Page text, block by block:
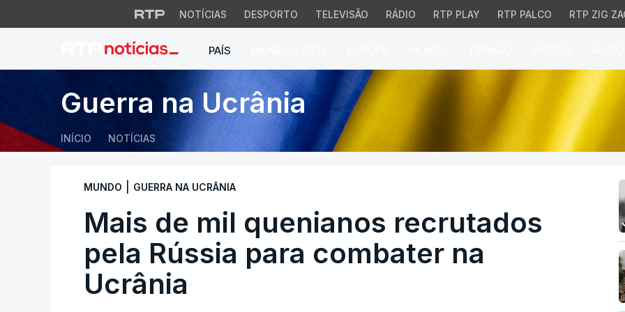
NOTÍCIAS DESPORTO TELEVISÃO RÁDIO RTP PLAY RTP PALCO RTP ZIG
PAÍS
Mais de mil quenianos recrutados pela
Guerra na Ucrânia
INÍCIO NOTÍCIAS
MUNDO GUERRA NA UCRÂNIA
Mais de mil quenianos recrutados
pela Rússia para combater na
Ucrânia